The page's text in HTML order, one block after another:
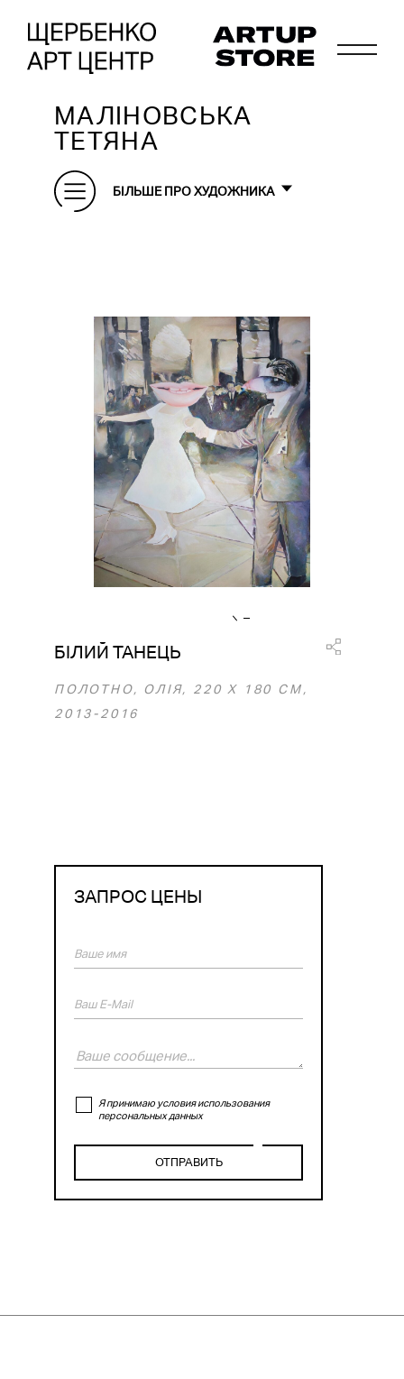
МАЛІНОВСЬКА
ТЕТЯНА
БІЛЬШЕ ПРО ХУДОЖНИКА
ЗАПРОС ЦЕНЫ
Я принимаю условия использования
персональных данных
БІЛИЙ ТАНЕЦЬ
ПОЛОТНО, ОЛІЯ, 220 Х 180 СМ,
2013-2016